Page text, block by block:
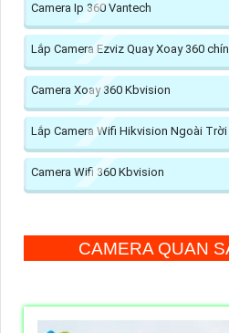
Camera Ip 360 Vantech
Lắp Camera Ezviz Quay Xoay 360
Camera Xoay 360 Kbvision
Lắp Camera Wifi Hikvision Ngoài Trời
Camera Wifi 360 Kbvision
CAMERA QUAN